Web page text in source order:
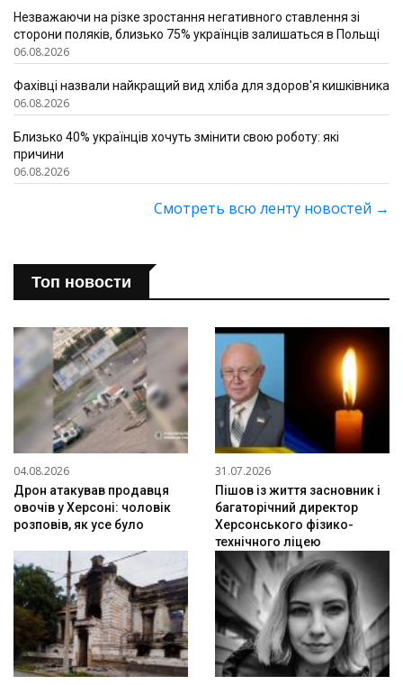
Незважаючи на різке зростання негативного ставлення зі
сторони поляків, близько 75% українців залишаться в Польщі
06.08.2026
Фахівці назвали найкращий вид хліба для здоров'я кишківника
06.08.2026
Близько 40% українців хочуть змінити свою роботу: які
причини
06.08.2026
Смотреть всю ленту новостей →
Топ новости
04.08.2026
Дрон атакував продавця
овочів у Херсоні: чоловік
розповів, як усе було
31.07.2026
Пішов із життя засновник і
багаторічний директор
Херсонського фізико-
технічного ліцею